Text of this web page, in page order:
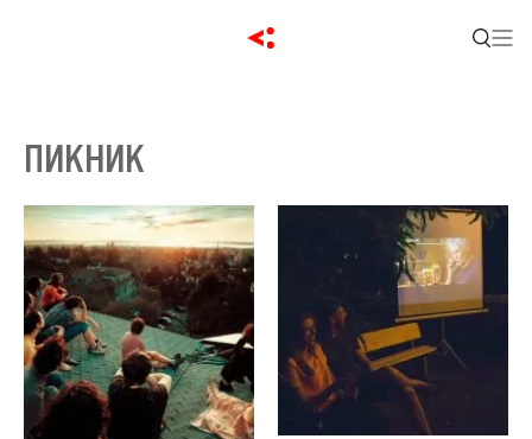
ПИКНИК